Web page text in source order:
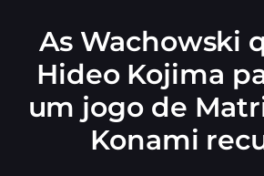
As Wachowski
Hideo Kojima
um jogo de
Konami